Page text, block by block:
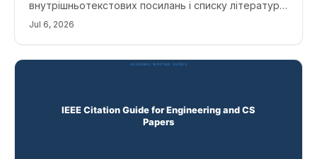
внутрішньотекстових посилань і списку літератури
для статей у журналах, книг, вебсайтів та джерел
Jul 6, 2026